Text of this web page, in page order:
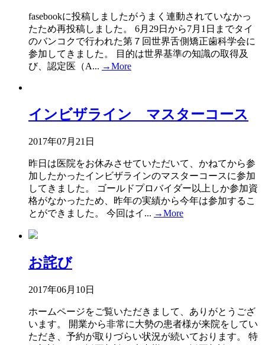
fasebookに投稿しましたがうまく連動されていなかっ
たため再投稿しました。 6月29日から7月1日までタイ
のバンコクで行われた第７回世界舌側矯正歯科学会に
参加してきました。 目的は世界基準の知識の取得及
び、認定医（A... →More
インビザライン マスターコース
2017年07月21日
昨日は医院をお休みさせていただいて、かねてから参
加したかったインビザラインのマスターコースに参加
してきました。 ゴールドプロバイダー以上しか参加資
格がなかったため、昨年の実績から今年は参加するこ
とができました。 今回はイ... →More
お詫び
2017年06月10日
ホームページをご覧いただきまして、ありがとうござ
います。 開業から非常に大勢の患者様が来院をしてい
ただき、予約が取りづらい状況が続いております。 特